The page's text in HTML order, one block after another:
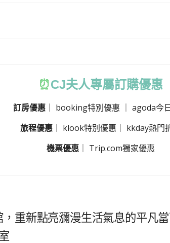
⏰CJ夫人專屬訂購優惠
訂房優惠｜ booking特別優惠
agoda今
旅程優惠｜ klook特別優惠
kkday熱門
機票優惠｜ Trip.com獨家優惠
重新點亮瀰漫生活氣息的平凡